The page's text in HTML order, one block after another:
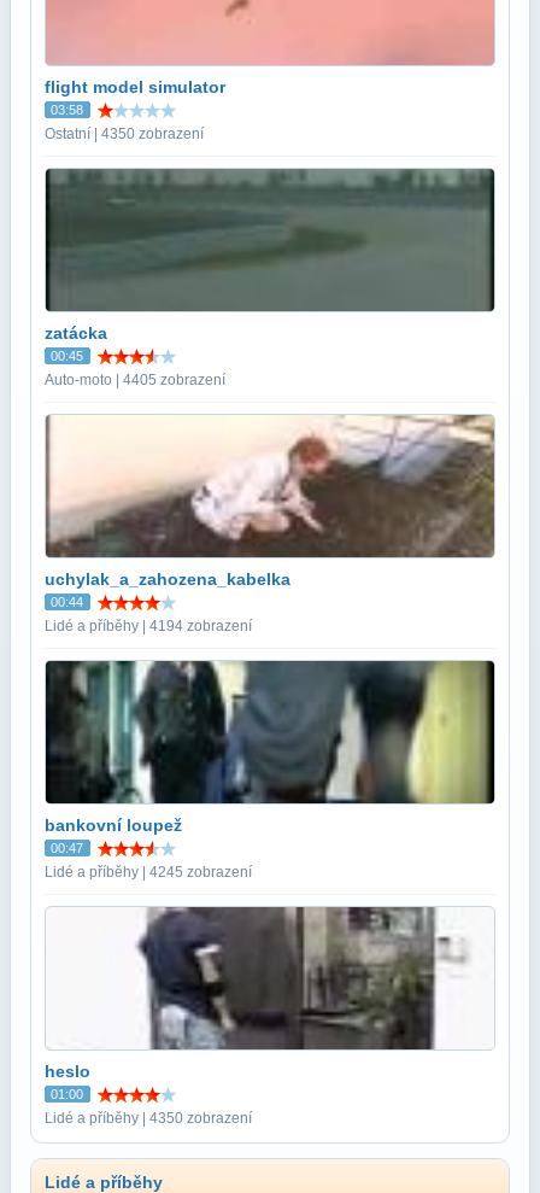
flight model simulator
03:58
Ostatní | 4350 zobrazení
zatácka
00:45
Auto-moto | 4405 zobrazení
uchylak_a_zahozena_kabelka
00:44
Lidé a příběhy | 4194 zobrazení
bankovní loupež
00:47
Lidé a příběhy | 4245 zobrazení
heslo
01:00
Lidé a příběhy | 4350 zobrazení
Lidé a příběhy